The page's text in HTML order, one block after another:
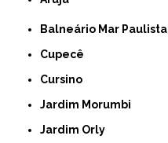
Balneário Mar Paulista
Cupecê
Cursino
Jardim Morumbi
Jardim Orly